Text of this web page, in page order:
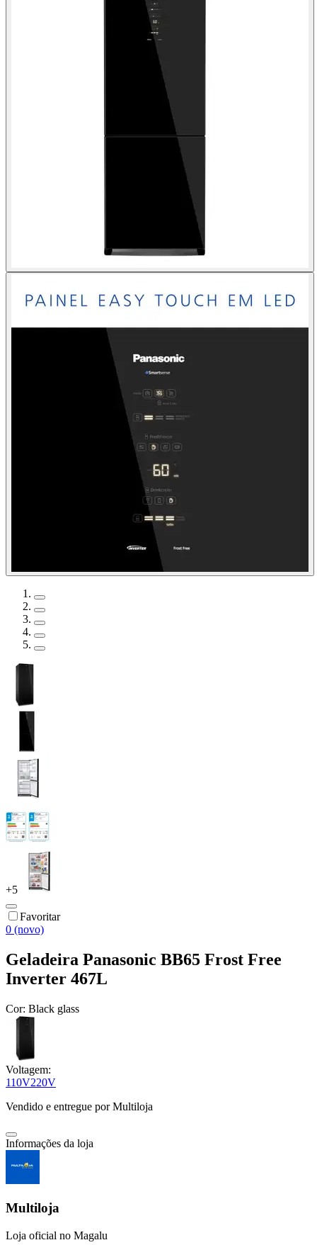
+5
Favoritar
0 (novo)
Geladeira Panasonic BB65 Frost Free
Inverter 467L
Cor: Black glass
Voltagem:
110V220V
Vendido e entregue por Multiloja
Informações da loja
Multiloja
Loja oficial no Magalu